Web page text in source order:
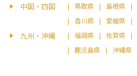
中国・四国 鳥取県 島根県
香川県
愛媛県
九州・沖縄 福岡県 佐賀県
鹿児島県
沖縄県